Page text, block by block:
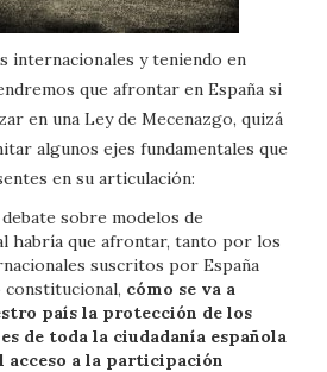
internacionales y teniendo en
que afrontar en España si
en una Ley de Mecenazgo, quizá
algunos ejes fundamentales que
en su articulación:
sobre modelos de
habría que afrontar, tanto por los
suscritos por España
cómo se va a
país la protección de los
de toda la ciudadanía española
acceso a la participación